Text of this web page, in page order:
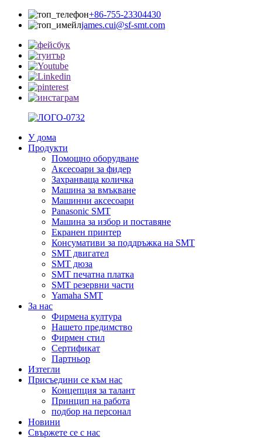
+86-755-23304430
james.cui@sf-smt.com
У дома
Продукти
Помощно оборудване
Аксесоари за фидер
Захранваща количка
Машина за вмъкване
Машинни аксесоари
Panasonic SMT
Машина за избор и поставяне
Екранен принтер
Консумативи за поддръжка на SMT
SMT двигател
SMT дюза
SMT печатна платка
SMT резервни части
Yamaha SMT
За нас
Фирмена култура
Нашето предимство
Фирмен стил
Сертификат
Партньор
Изтегли
Присъедини се към нас
Концепция за талант
Принцип на работа
подбор на персонал
Новини
Свържете се с нас